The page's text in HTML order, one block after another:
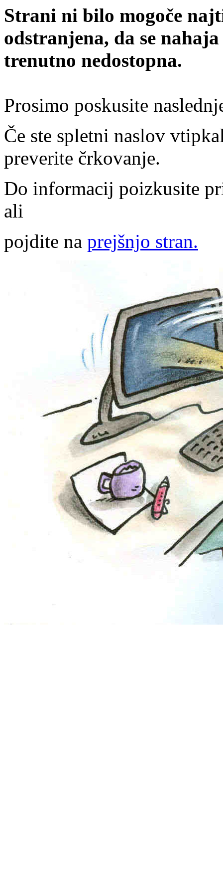
Strani ni bilo mogoče
odstranjena, da se
trenutno nedostopna.
Prosimo poskusite
Če ste spletni naslov
preverite črkovanje.
Do informacij poizkusite
ali
pojdite na prejšnjo stran.